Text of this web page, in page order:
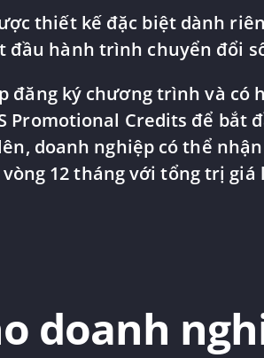
thiết kế đặc biệt dành
đầu hành trình chuyển đổi
đăng ký chương trình và có
Promotional Credits để bắt
doanh nghiệp có thể
12 tháng với tổng trị giá
doanh